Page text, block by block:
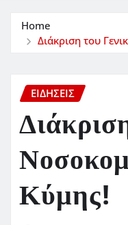
Home
Διάκριση του
ΕΙΔΗΣΕΙΣ
Κύμης!